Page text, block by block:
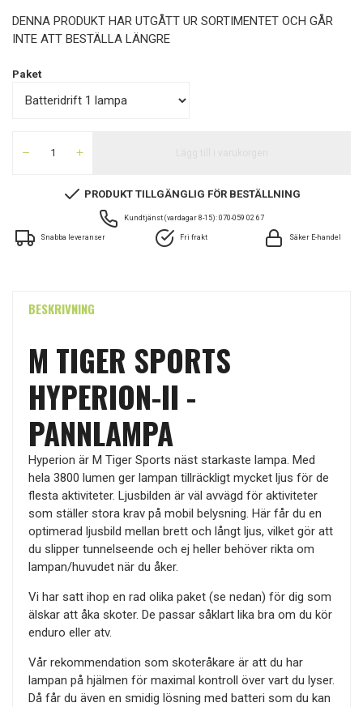
DENNA PRODUKT HAR UTGÅTT UR SORTIMENTET OCH GÅR
INTE ATT BESTÄLLA LÄNGRE
Paket
PRODUKT TILLGÄNGLIG FÖR BESTÄLLNING
Kundtjänst (vardagar 8-15): 070-059 02 67
Snabba leveranser Fri frakt Säker E-handel
BESKRIVNING
M TIGER SPORTS
HYPERION-II -
PANNLAMPA
Hyperion är M Tiger Sports näst starkaste lampa. Med
hela 3800 lumen ger lampan tillräckligt mycket ljus för de
flesta aktiviteter. Ljusbilden är väl avvägd för aktiviteter
som ställer stora krav på mobil belysning. Här får du en
optimerad ljusbild mellan brett och långt ljus, vilket gör att
du slipper tunnelseende och ej heller behöver rikta om
lampan/huvudet när du åker.
Vi har satt ihop en rad olika paket (se nedan) för dig som
älskar att åka skoter. De passar såklart lika bra om du kör
enduro eller atv.
Vår rekommendation som skoteråkare är att du har
lampan på hjälmen för maximal kontroll över vart du lyser.
Då får du även en smidig lösning med batteri som du kan